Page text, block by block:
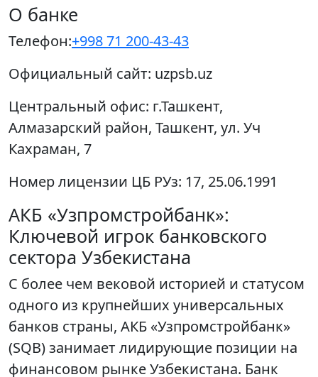
О банке
Телефон:+998 71 200-43-43
Официальный сайт: uzpsb.uz
Центральный офис: г.Ташкент,
Алмазарский район, Ташкент, ул. Уч
Кахраман, 7
Номер лицензии ЦБ РУз: 17, 25.06.1991
АКБ «Узпромстройбанк»:
Ключевой игрок банковского
сектора Узбекистана
С более чем вековой историей и статусом
одного из крупнейших универсальных
банков страны, АКБ «Узпромстройбанк»
(SQB) занимает лидирующие позиции на
финансовом рынке Узбекистана. Банк